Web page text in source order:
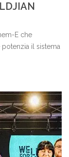
E che
il sistema